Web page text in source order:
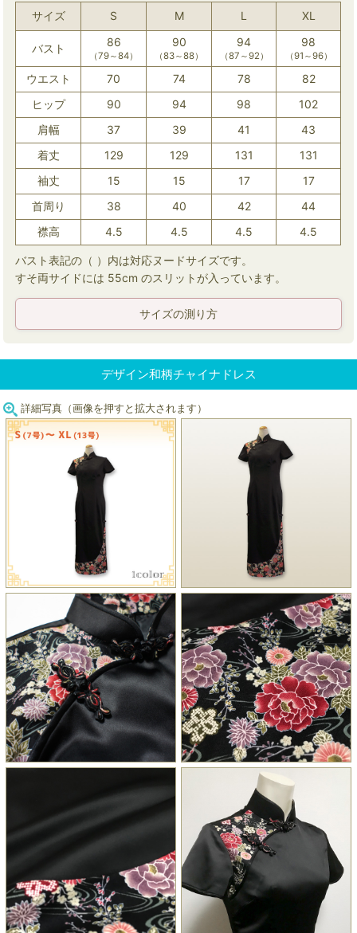
サイズ
S M L XL
バスト 86
（79～84）
90
（83～88）
94
（87～92）
98
（91～96）
ウエスト 70 74 78
82
ヒップ
90 94 98
102
肩幅
37 39 41
43
着丈
129 129 131
131
袖丈
15 15 17
17
首周り
38 40 42
44
襟高
4.5 4.5 4.5 4.5
バスト表記の（ ）内は対応ヌードサイズです。
すそ両サイドには 55cm のスリットが入っています。
サイズの測り方
デザイン和柄チャイナドレス
詳細写真（画像を押すと拡大されます）